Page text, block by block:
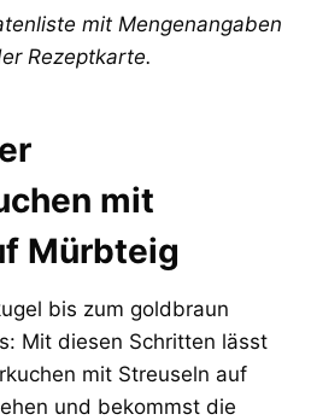
mit Mengenangaben
Rezeptkarte.
mit
Mürbteig
bis zum goldbraun
Mit diesen Schritten lässt
mit Streuseln auf
und bekommst die